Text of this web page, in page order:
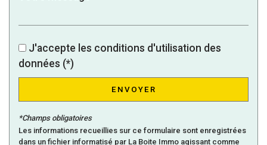
Habitants de 25 à 55 ans
40,13 %
Habitants de plus de 55 ans
Nombre d'enfants par famille
Familles avec 1 ou 2 enfants
40,41 %
J'accepte les conditions d'utilisation des
données (*)
ENVOYER
*Champs obligatoires
Les informations recueillies sur ce formulaire sont enregistrées
dans un fichier informatisé par La Boite Immo agissant comme